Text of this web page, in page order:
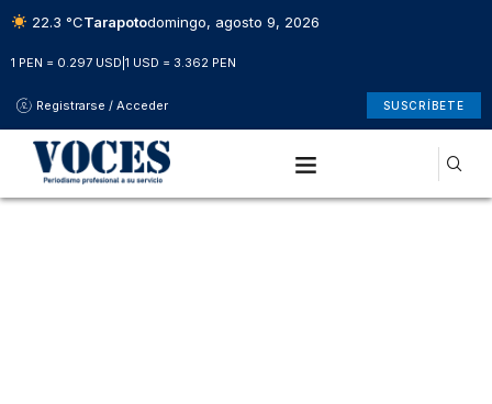
22.3 °CTarapotodomingo, agosto 9, 2026
1 PEN = 0.297 USD 1 USD = 3.362 PEN
Registrarse / Acceder SUSCRÍBETE